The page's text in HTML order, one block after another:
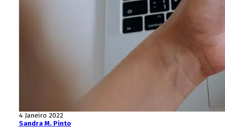
4 Janeiro 2022
Sandra M. Pinto